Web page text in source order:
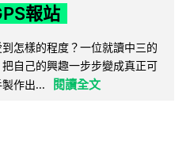
報站
怎樣的程度？一位就讀中三的
自己的興趣一步步變成真正可
作出...
閱讀全文